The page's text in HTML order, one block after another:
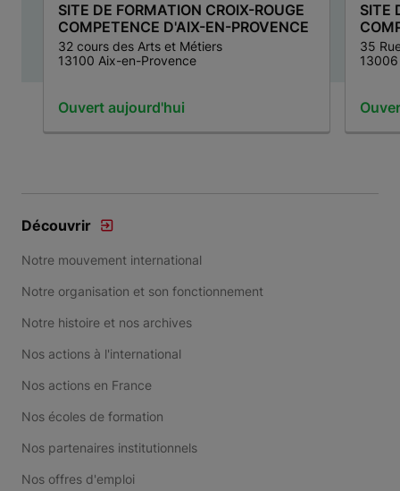
SITE DE FORMATION CROIX-ROUGE
COMPETENCE D'AIX-EN-PROVENCE
32 cours des Arts et Métiers
13100 Aix-en-Provence
Ouvert aujourd'hui
SITE
35
13006
Découvrir
Notre mouvement international
Notre organisation et son fonctionnement
Notre histoire et nos archives
Nos actions à l'international
Nos actions en France
Nos écoles de formation
Nos partenaires institutionnels
Nos offres d'emploi